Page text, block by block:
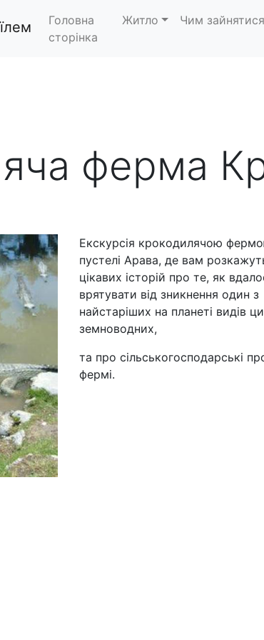
Головна
сторінка
Житло Чим зайнятися
ферма
Екскурсія крокодилячою
пустелі Арава, де вам
цікавих історій про те, як
врятувати від зникнення один з
найстаріших на планеті видів
земноводних,
та про сільськогосподарські
фермі.